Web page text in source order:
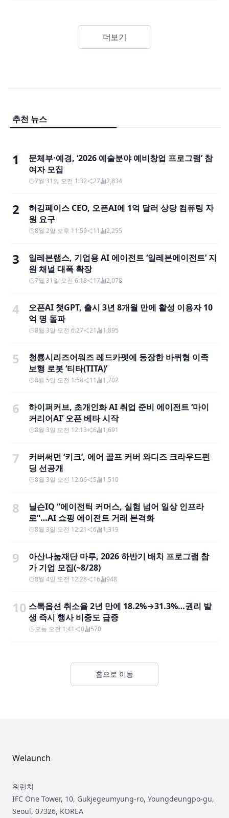
더보기
추천 뉴스
1
문체부·예경, ‘2026 예술분야 예비창업 프로그램’ 참
여자 모집
7월 31일 오전 1:32 27 2,834
2
허깅페이스 CEO, 오픈AI에 1억 달러 상당 컴퓨팅 자
원 요구
8월 2일 오후 11:59 11 2,255
3
일레븐랩스, 기업용 AI 에이전트 ‘일레븐에이전트’ 지
원 채널 대폭 확장
7월 31일 오전 6:18 17 2,078
4
오픈AI 챗GPT, 출시 3년 8개월 만에 활성 이용자 10
억 명 돌파
8월 3일 오전 6:27 21 1,895
5
청룡시리즈어워즈 레드카펫에 등장한 바퀴형 이족
보행 로봇 ‘티타(TITA)’
8월 5일 오전 1:58 11 1,702
6
하이퍼커브, 초개인화 AI 취업 준비 에이전트 ‘마이
커리어AI’ 오픈 베타 시작
8월 3일 오전 12:13 6 1,691
7
커버써먼 ‘키크’, 에어 골프 커버 와디즈 크라우드펀
딩 선공개
8월 3일 오전 12:06 5 1,510
8
닐슨IQ “에이전틱 커머스, 실험 넘어 일상 인프라
로”…AI 쇼핑 에이전트 거래 본격화
8월 3일 오전 12:21 6 1,319
9
아산나눔재단 마루, 2026 하반기 배치 프로그램 참
가 기업 모집(~8/28)
8월 4일 오전 12:28 16 948
10 스톡옵션 취소율 2년 만에 18.2%→31.3%…권리 발
생 즉시 행사 비중도 급증
오늘 오전 1:41 0 570
홈으로 이동
Welaunch
위런치
IFC One Tower, 10, Gukjegeumyung-ro, Youngdeungpo-gu,
Seoul, 07326, KOREA